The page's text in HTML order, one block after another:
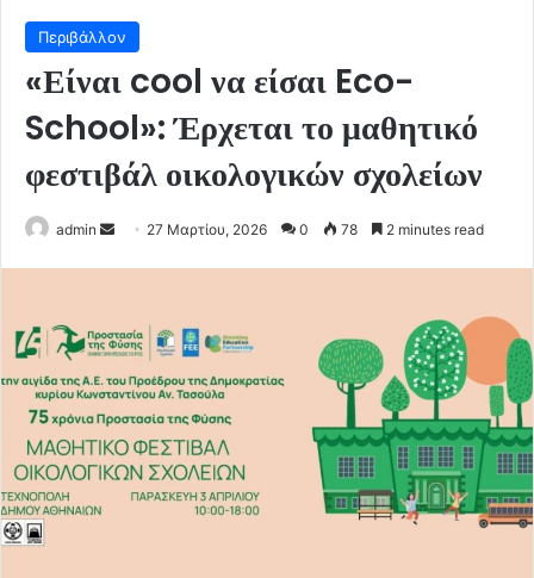
Περιβάλλον
«Είναι cool να είσαι Eco-
School»: Έρχεται το μαθητικό
φεστιβάλ οικολογικών σχολείων
admin
Send 27 Μαρτίου, 2026 0 78 2 minutes read